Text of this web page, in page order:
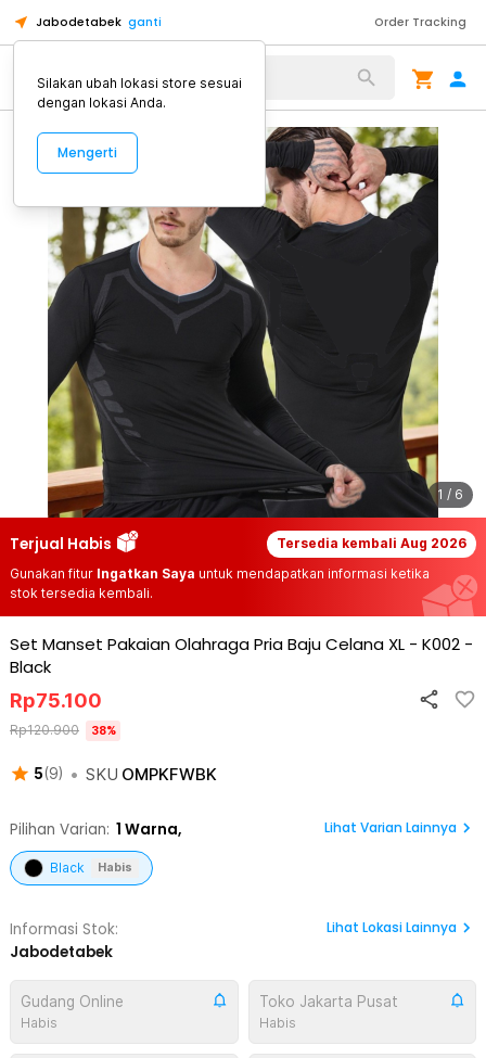
Jabodetabek ganti Order Tracking
Alat Kopi
1 / 6
Terjual Habis Tersedia kembali Aug 2026
Gunakan fitur Ingatkan Saya untuk mendapatkan informasi ketika
stok tersedia kembali.
Set Manset Pakaian Olahraga Pria Baju Celana XL - K002 -
Black
5(9) • SKU OMPKFWBK
Rp75.100
Rp120.900 38%
Pilihan Varian: 1 Warna, Lihat Varian Lainnya
Black Habis
Informasi Stok:
Jabodetabek
Lihat Lokasi Lainnya
Gudang Online
Habis
Toko Jakarta Pusat
Habis
Silakan ubah lokasi store sesuai
dengan lokasi Anda.
Mengerti